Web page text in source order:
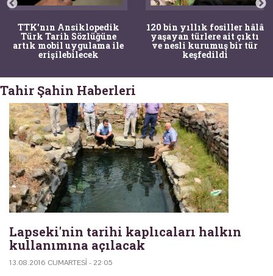
TTK'nın Ansiklopedik
Türk Tarih Sözlüğüne
artık mobil uygulama ile
erişilebilecek
120 bin yıllık fosiller hâlâ
yaşayan türlere ait çıktı
ve nesli kurumuş bir tür
keşfedildi
Tahir Şahin Haberleri
Lapseki'nin tarihi kaplıcaları halkın
kullanımına açılacak
13.08.2016 CUMARTESI - 22:05